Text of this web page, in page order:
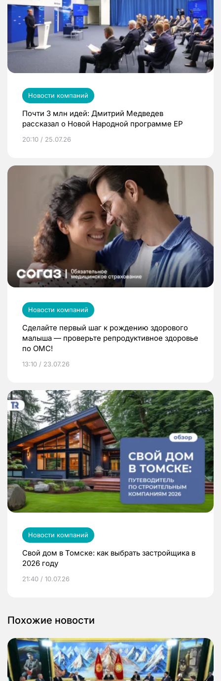
Новости компаний
Почти 3 млн идей: Дмитрий Медведев
рассказал о Новой Народной программе ЕР
20:10 / 25.07.26
Новости компаний
Сделайте первый шаг к рождению здорового
малыша — проверьте репродуктивное здоровье
по ОМС!
13:10 / 23.07.26
Новости компаний
Свой дом в Томске: как выбрать застройщика в
2026 году
21:40 / 10.07.26
Похожие новости